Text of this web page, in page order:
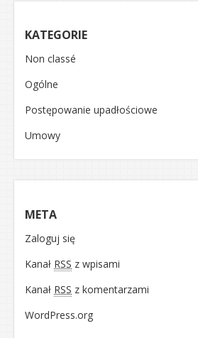
KATEGORIE
Non classé
Ogólne
Postępowanie upadłościowe
Umowy
META
Zaloguj się
Kanał RSS z wpisami
Kanał RSS z komentarzami
WordPress.org